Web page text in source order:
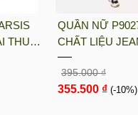
THUN
LÓT
GIỮ
QUẦN NỮ
CHẤT LIỆU
CÁ TÍNH, TRẺ
THỜI TRANG,
TRUNG, THỜI
395.000 ₫
355.500 ₫ (-10%)